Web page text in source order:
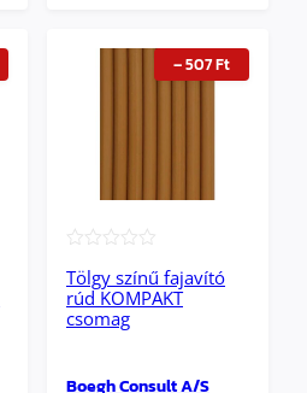
–507Ft
Tölgy színű fajavító
rúd KOMPAKT
csomag
Boegh Consult A/S